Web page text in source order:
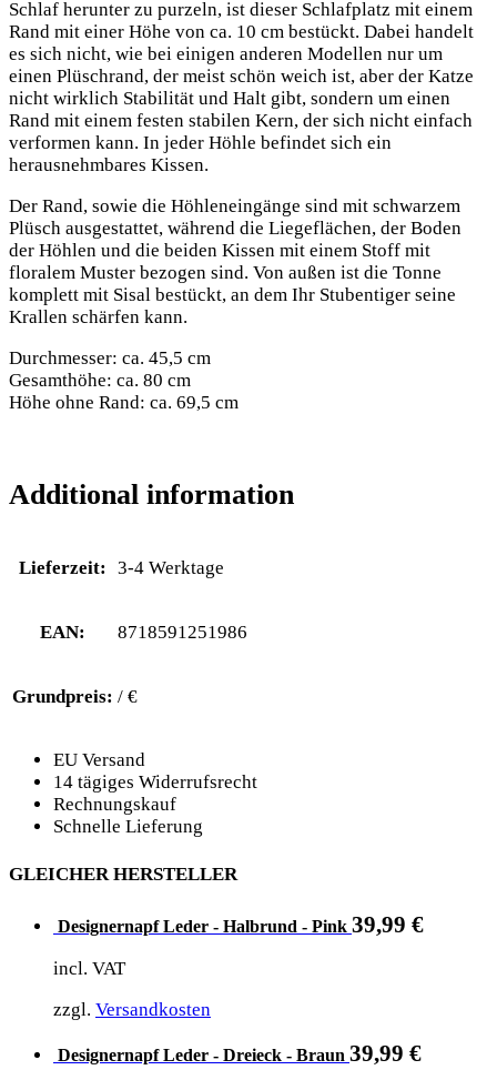
Schlaf herunter zu purzeln, ist dieser Schlafplatz mit einem
Rand mit einer Höhe von ca. 10 cm bestückt. Dabei handelt
es sich nicht, wie bei einigen anderen Modellen nur um
einen Plüschrand, der meist schön weich ist, aber der Katze
nicht wirklich Stabilität und Halt gibt, sondern um einen
Rand mit einem festen stabilen Kern, der sich nicht einfach
verformen kann. In jeder Höhle befindet sich ein
herausnehmbares Kissen.
Der Rand, sowie die Höhleneingänge sind mit schwarzem
Plüsch ausgestattet, während die Liegeflächen, der Boden
der Höhlen und die beiden Kissen mit einem Stoff mit
floralem Muster bezogen sind. Von außen ist die Tonne
komplett mit Sisal bestückt, an dem Ihr Stubentiger seine
Krallen schärfen kann.
Durchmesser: ca. 45,5 cm
Gesamthöhe: ca. 80 cm
Höhe ohne Rand: ca. 69,5 cm
Additional information
Lieferzeit: 3-4 Werktage
EAN: 8718591251986
Grundpreis: / €
EU Versand
14 tägiges Widerrufsrecht
Rechnungskauf
Schnelle Lieferung
GLEICHER HERSTELLER
Designernapf Leder - Halbrund - Pink 39,99 €
incl. VAT
zzgl. Versandkosten
Designernapf Leder - Dreieck - Braun 39,99 €